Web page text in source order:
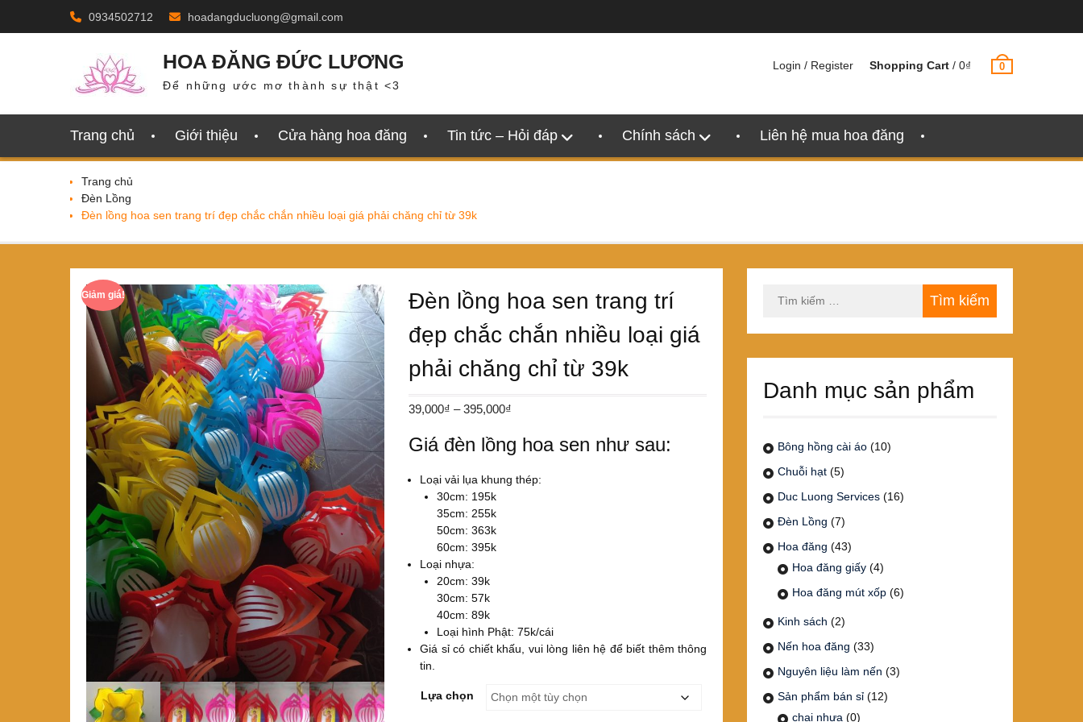
0934502712 hoadangducluong@gmail.com
HOA ĐĂNG ĐỨC LƯƠNG
Để những ước mơ thành sự thật <3
Login / Register Shopping Cart / 0₫ 0
Trang chủ Giới thiệu Cửa hàng hoa đăng Tin tức – Hỏi đáp Chính sách Liên hệ mua hoa đăng
Trang chủ
Đèn Lồng
Đèn lồng hoa sen trang trí đẹp chắc chắn nhiều loại giá phải chăng chỉ từ 39k
Giảm giá!
Đèn lồng hoa sen trang trí
đẹp chắc chắn nhiều loại giá
phải chăng chỉ từ 39k
39,000₫ – 395,000₫
từ
đến
Giá đèn lồng hoa sen như sau:
Loại vải lụa khung thép:
30cm: 195k
35cm: 255k
50cm: 363k
60cm: 395k
Loại nhựa:
20cm: 39k
30cm: 57k
40cm: 89k
Loại hình Phật: 75k/cái
Giá sỉ có chiết khấu, vui lòng liên hệ để biết thêm thông
tin.
Lựa chọn
kiếm
Danh mục sản phẩm
Bông hồng cài áo (10)
Chuỗi hạt (5)
Duc Luong Services (16)
Đèn Lồng (7)
Hoa đăng (43)
Hoa đăng giấy (4)
Hoa đăng mút xốp (6)
Kinh sách (2)
Nến hoa đăng (33)
Nguyên liệu làm nến (3)
Sản phẩm bán sỉ (12)
chai nhựa (0)